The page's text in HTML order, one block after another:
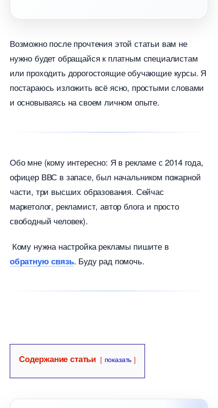
озможно после прочтения этой статьи вам не
нужно будет обращайся к платным специалистам
или проходить дорогостоящие обучающие курсы. Я
постараюсь изложить всё ясно, простыми словами
и основываясь на своем личном опыте.
Обо мне (кому интересно: Я в рекламе с 2014 года,
офицер ВВС в запасе, был начальником пожарной
части, три высших образования. Сейчас
маркетолог, рекламист, автор блога и просто
свободный человек).
Кому нужна настройка рекламы пишите
обратную связь. Буду рад помочь.
Содержание статьи показать